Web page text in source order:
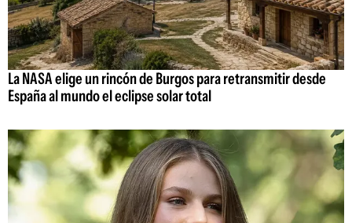
La NASA elige un rincón de Burgos para retransmitir desde
España al mundo el eclipse solar total